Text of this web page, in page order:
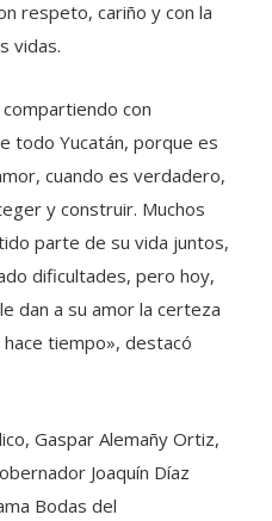
respeto, cariño y con la
vidas.
con
todo Yucatán, porque es
cuando es verdadero,
y construir. Muchos
parte de su vida juntos,
dificultades, pero hoy,
dan a su amor la certeza
tiempo», destacó
Gaspar Alemañy Ortiz,
Joaquín Díaz
Bodas del